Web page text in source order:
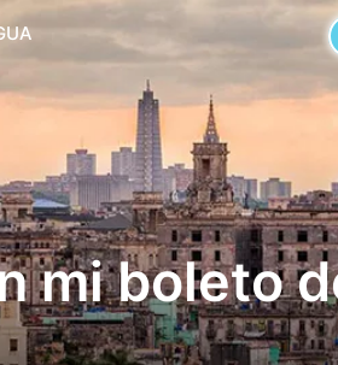
mi boleto